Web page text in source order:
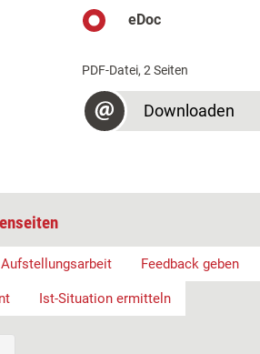
eDoc
PDF-Datei, 2 Seiten
Downloaden
Aufstellungsarbeit Feedback geben
Ist-Situation ermitteln